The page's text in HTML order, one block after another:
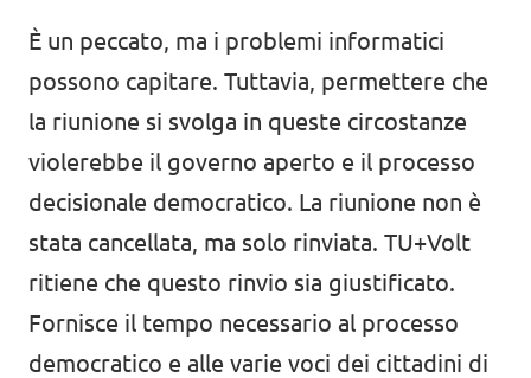
È un peccato, ma i problemi informatici
possono capitare. Tuttavia, permettere che
la riunione si svolga in queste circostanze
violerebbe il governo aperto e il processo
decisionale democratico. La riunione non è
stata cancellata, ma solo rinviata. TU+Volt
ritiene che questo rinvio sia giustificato.
Fornisce il tempo necessario al processo
democratico e alle varie voci dei cittadini di